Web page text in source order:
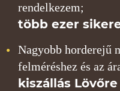
rendelkezem;
több ezer
Nagyobb horderejű
felméréshez és az
kiszállás